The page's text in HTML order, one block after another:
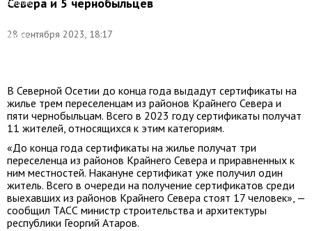
28 сентября 2023, 18:17
сертификата
жилье.
В Северной Осетии до конца года выдадут сертификаты на
жилье трем переселенцам из районов Крайнего Севера и
пяти чернобыльцам. Всего в 2023 году сертификаты получат
11 жителей, относящихся к этим категориям.
«До конца года сертификаты на жилье получат три
переселенца из районов Крайнего Севера и приравненных к
ним местностей. Накануне сертификат уже получил один
житель. Всего в очереди на получение сертификатов среди
выехавших из районов Крайнего Севера стоят 17 человек», —
сообщил ТАСС министр строительства и архитектуры
республики Георгий Атаров.